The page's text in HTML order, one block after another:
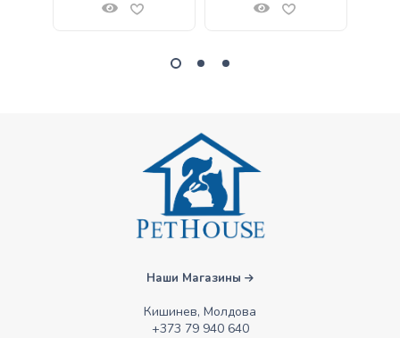
Наши Магазины
Кишинев, Молдова
+373 79 940 640